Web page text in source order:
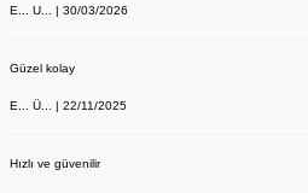
E... U... | 30/03/2026
Güzel kolay
E... Ü... | 22/11/2025
Hızlı ve güvenilir